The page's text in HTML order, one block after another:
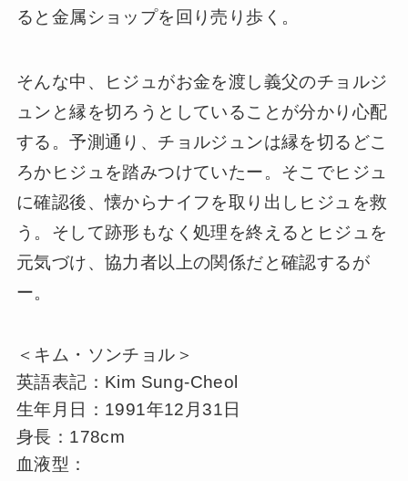
ると金属ショップを回り売り歩く。
そんな中、ヒジュがお金を渡し義父のチョルジ
ュンと縁を切ろうとしていることが分かり心配
する。予測通り、チョルジュンは縁を切るどこ
ろかヒジュを踏みつけていたー。そこでヒジュ
に確認後、懐からナイフを取り出しヒジュを救
う。そして跡形もなく処理を終えるとヒジュを
元気づけ、協力者以上の関係だと確認するが
ー。
＜キム・ソンチョル＞
英語表記：Kim Sung-Cheol
生年月日：1991年12月31日
身長：178cm
血液型：